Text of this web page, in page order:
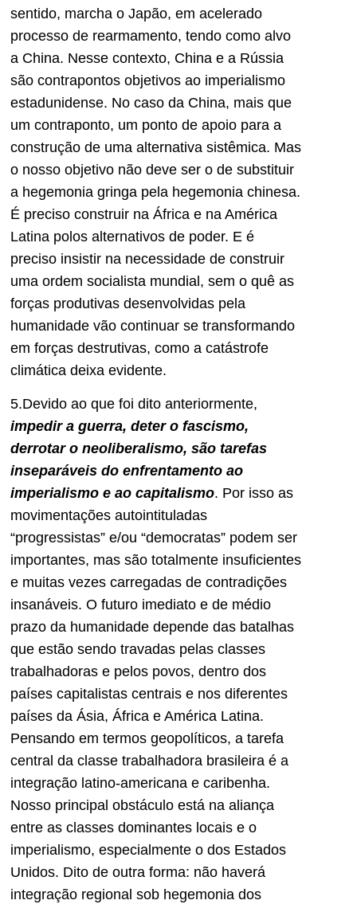
sentido, marcha o Japão, em acelerado
processo de rearmamento, tendo como alvo
a China. Nesse contexto, China e a Rússia
são contrapontos objetivos ao imperialismo
estadunidense. No caso da China, mais que
um contraponto, um ponto de apoio para a
construção de uma alternativa sistêmica. Mas
o nosso objetivo não deve ser o de substituir
a hegemonia gringa pela hegemonia chinesa.
É preciso construir na África e na América
Latina polos alternativos de poder. E é
preciso insistir na necessidade de construir
uma ordem socialista mundial, sem o quê as
forças produtivas desenvolvidas pela
humanidade vão continuar se transformando
em forças destrutivas, como a catástrofe
climática deixa evidente.
5.Devido ao que foi dito anteriormente,
impedir a guerra, deter o fascismo,
derrotar o neoliberalismo, são tarefas
inseparáveis do enfrentamento ao
imperialismo e ao capitalismo. Por isso as
movimentações autointituladas
“progressistas” e/ou “democratas” podem ser
importantes, mas são totalmente insuficientes
e muitas vezes carregadas de contradições
insanáveis. O futuro imediato e de médio
prazo da humanidade depende das batalhas
que estão sendo travadas pelas classes
trabalhadoras e pelos povos, dentro dos
países capitalistas centrais e nos diferentes
países da Ásia, África e América Latina.
Pensando em termos geopolíticos, a tarefa
central da classe trabalhadora brasileira é a
integração latino-americana e caribenha.
Nosso principal obstáculo está na aliança
entre as classes dominantes locais e o
imperialismo, especialmente o dos Estados
Unidos. Dito de outra forma: não haverá
integração regional sob hegemonia dos